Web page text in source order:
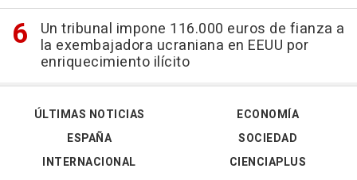
Un tribunal impone 116.000 euros de fianza a
la exembajadora ucraniana en EEUU por
enriquecimiento ilícito
ÚLTIMAS NOTICIAS
ESPAÑA
INTERNACIONAL
ECONOMÍA
SOCIEDAD
CIENCIAPLUS